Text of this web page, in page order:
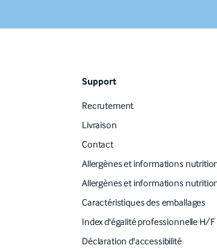
Support
Recrutement
Livraison
Contact
Allergènes et informations
Allergènes et informations
Caractéristiques des emballages
Index d'égalité professionnelle H/F
Déclaration d'accessibilité